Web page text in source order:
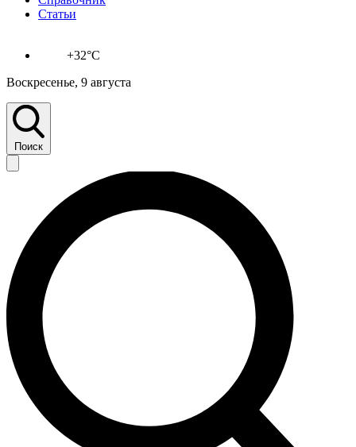
Статьи
+32°C
Воскресенье, 9 августа
Поиск